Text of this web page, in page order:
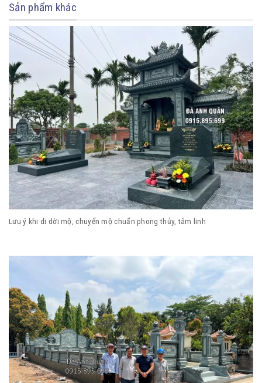
Sản phẩm khác
Lưu ý khi di dời mộ, chuyển mộ chuẩn phong thủy, tâm linh